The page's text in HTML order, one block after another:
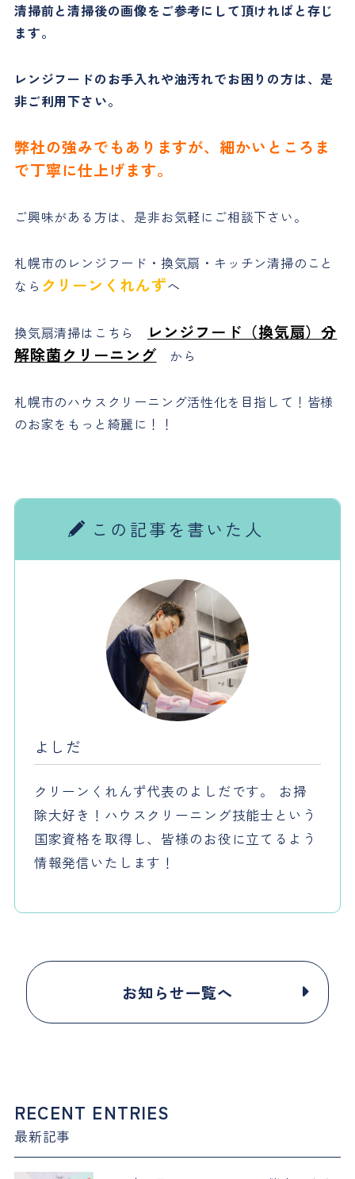
清掃前と清掃後の画像をご参考にして頂ければと存じ
ます。
レンジフードのお手入れや油汚れでお困りの方は、是
非ご利用下さい。
弊社の強みでもありますが、細かいところま
で丁寧に仕上げます。
ご興味がある方は、是非お気軽にご相談下さい。
札幌市のレンジフード・換気扇・キッチン清掃のこと
なら クリーンくれんずへ
換気扇清掃はこちら
レンジフード（換気扇）分
解除菌クリーニング から
札幌市のハウスクリーニング活性化を目指して！皆様
のお家をもっと綺麗に！！
この記事を書いた人
よしだ
クリーンくれんず代表のよしだです。 お掃
除大好き！ハウスクリーニング技能士という
国家資格を取得し、皆様のお役に立てるよう
情報発信いたします！
お知らせ一覧へ
RECENT ENTRIES
最新記事